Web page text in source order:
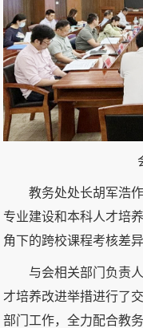
教务处处长胡军浩
专业建设和本科人才培
角下的跨校课程考核差
与会相关部门负责
才培养改进举措进行了
部门工作，全力配合教